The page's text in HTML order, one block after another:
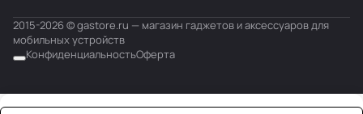
2015-2026 © gastore.ru — магазин гаджетов и аксессуаров для
мобильных устройств
КонфиденциальностьОферта